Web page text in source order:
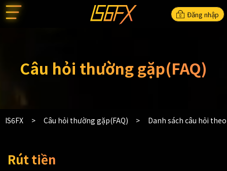
Đăng nhập
Câu hỏi thường gặp(FAQ)
IS6FX Câu hỏi thường gặp(FAQ) Danh sách câu hỏi
Rút tiền